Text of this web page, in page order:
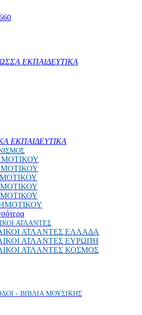
ΕΚΠΑΙΔΕΥΤΙΚΑ
ΕΚΠΑΙΔΕΥΤΙΚΑ
ΑΤΛΑΝΤΕΣ
ΑΤΛΑΝΤΕΣ ΕΛΛΑΔΑ
ΑΤΛΑΝΤΕΣ ΕΥΡΩΠΗ
ΑΤΛΑΝΤΕΣ ΚΟΣΜΟΣ
- ΒΙΒΛΙΑ ΜΟΥΣΙΚΗΣ